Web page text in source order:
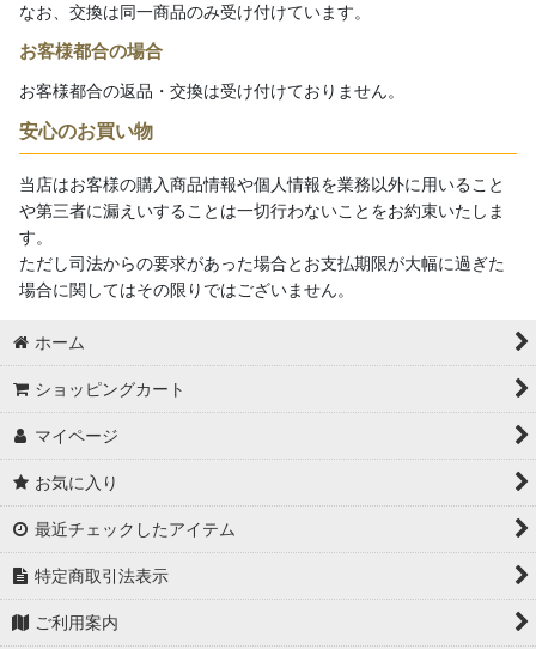
なお、交換は同一商品のみ受け付けています。
お客様都合の場合
お客様都合の返品・交換は受け付けておりません。
安心のお買い物
当店はお客様の購入商品情報や個人情報を業務以外に用いること
や第三者に漏えいすることは一切行わないことをお約束いたしま
す。
ただし司法からの要求があった場合とお支払期限が大幅に過ぎた
場合に関してはその限りではございません。
ホーム
ショッピングカート
マイページ
お気に入り
最近チェックしたアイテム
特定商取引法表示
ご利用案内